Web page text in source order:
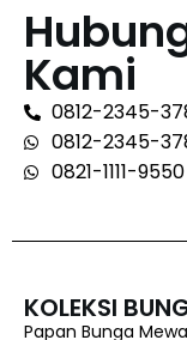
Kami
0812-2345-
0812-2345-
0821-1111-9550
KOLEKSI
Papan Bunga